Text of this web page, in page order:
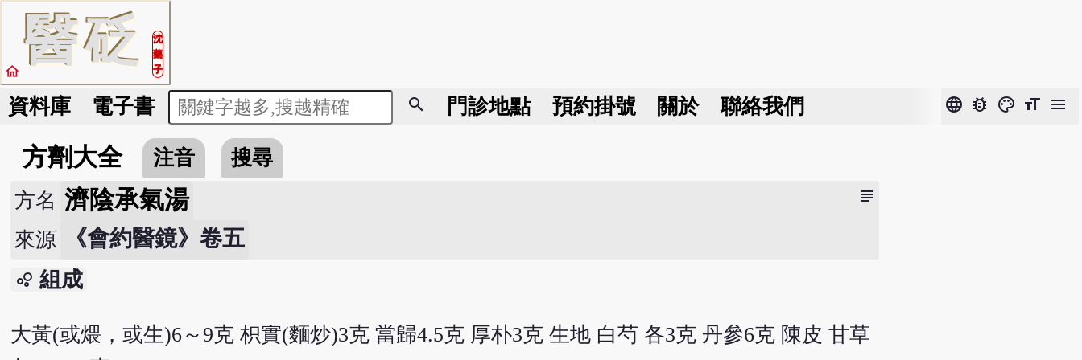
醫砭
沈
藥
子
home
資料庫 電子書 search 門診地點 預約掛號 關於 聯絡我們 language bug_report color_lens format_size menu
方劑大全 注音 搜尋
subject
方名 濟陰承氣湯
來源 《會約醫鏡》卷五
bubble_chart 組成
大黃(或煨，或生)6～9克 枳實(麵炒)3克 當歸4.5克 厚朴3克 生地 白芍 各3克 丹參6克 陳皮 甘草